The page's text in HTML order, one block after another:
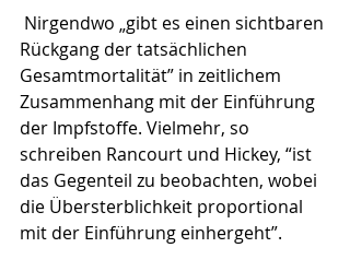
Rückgang der tatsächlichen
Gesamtmortalität” in zeitlichem
Zusammenhang mit der Einführung
der Impfstoffe. Vielmehr, so
schreiben Rancourt und Hickey, “ist
das Gegenteil zu beobachten, wobei
die Übersterblichkeit proportional
mit der Einführung einhergeht”.